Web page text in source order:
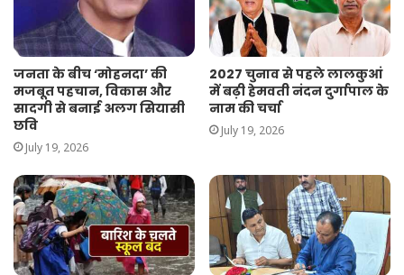
जनता के बीच ‘मोहनदा’ की
मजबूत पहचान, विकास और
सादगी से बनाई अलग सियासी
छवि
July 19, 2026
2027 चुनाव से पहले लालकुआं
में बढ़ी हेमवती नंदन दुर्गापाल के
नाम की चर्चा
July 19, 2026